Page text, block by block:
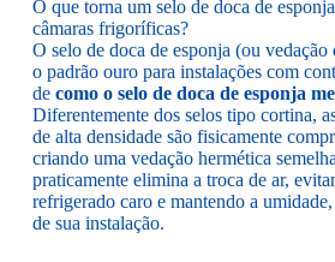
O que torna um selo de doca de
câmaras frigoríficas?
O selo de doca de esponja (ou vedação
o padrão ouro para instalações com
de como o selo de doca de esponja
Diferentemente dos selos tipo cortina,
de alta densidade são fisicamente
criando uma vedação hermética
praticamente elimina a troca de ar,
refrigerado caro e mantendo a
de sua instalação.